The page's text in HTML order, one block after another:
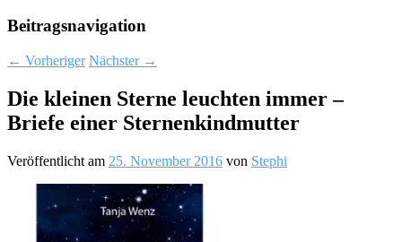
Beitragsnavigation
← Vorheriger Nächster →
Die kleinen Sterne leuchten immer –
Briefe einer Sternenkindmutter
Veröffentlicht am 25. November 2016 von Stephi